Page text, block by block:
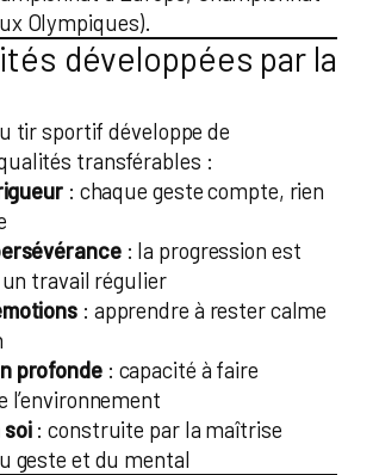
Olympiques).
développées par la
tir sportif développe de
transférables :
: chaque geste compte, rien
: la progression est
travail régulier
: apprendre à rester calme
profonde: capacité à faire
l’environnement
: construite par la maîtrise
geste et du mental